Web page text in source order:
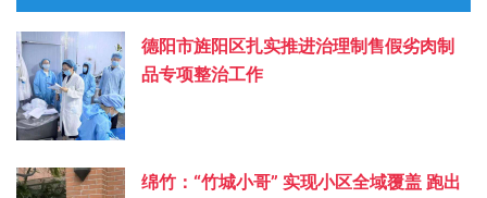
德阳市旌阳区扎实推进治理制售假劣肉制
品专项整治工作
绵竹：“竹城小哥” 实现小区全域覆盖 跑出